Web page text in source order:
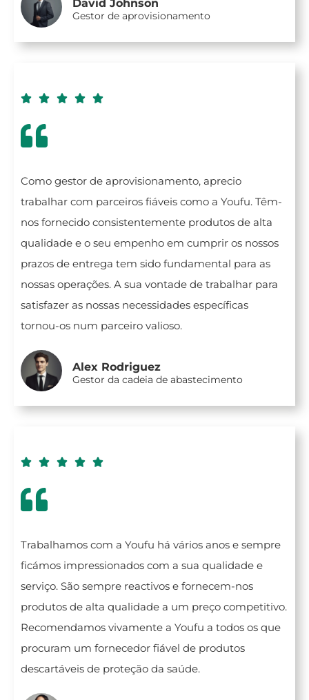
David Johnson
Gestor de aprovisionamento
    
Como gestor de aprovisionamento, aprecio
trabalhar com parceiros fiáveis como a Youfu. Têm-
nos fornecido consistentemente produtos de alta
qualidade e o seu empenho em cumprir os nossos
prazos de entrega tem sido fundamental para as
nossas operações. A sua vontade de trabalhar para
satisfazer as nossas necessidades específicas
tornou-os num parceiro valioso.
Alex Rodriguez
Gestor da cadeia de abastecimento
    
Trabalhamos com a Youfu há vários anos e sempre
ficámos impressionados com a sua qualidade e
serviço. São sempre reactivos e fornecem-nos
produtos de alta qualidade a um preço competitivo.
Recomendamos vivamente a Youfu a todos os que
procuram um fornecedor fiável de produtos
descartáveis de proteção da saúde.